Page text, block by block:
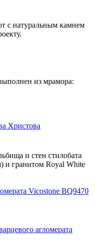
с натуральным камнем
из мрамора:
Христова
и стен стилобата
и гранитом Royal White
Vicostone BQ9470
агломерата